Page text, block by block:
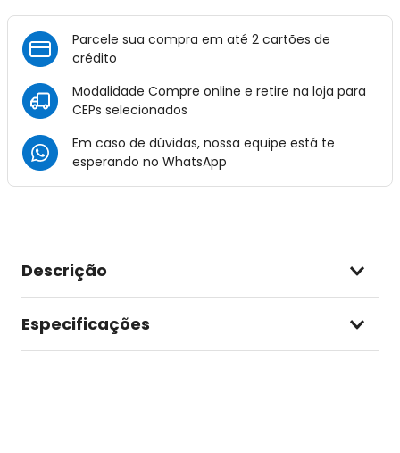
Parcele sua compra em até 2 cartões de
crédito
Modalidade Compre online e retire na loja para
CEPs selecionados
Em caso de dúvidas, nossa equipe está te
esperando no WhatsApp
Descrição
Especificações